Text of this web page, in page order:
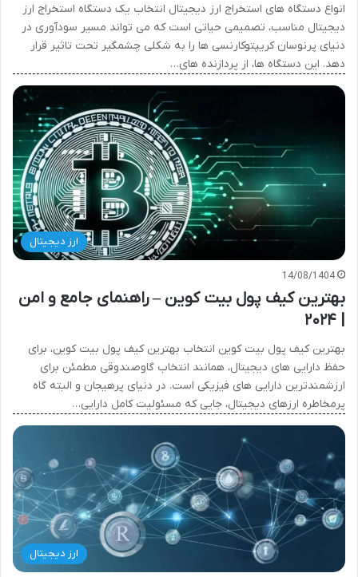
انواع دستگاه های استخراج ارز دیجیتال انتخاب یک دستگاه استخراج ارز
دیجیتال مناسب، تصمیمی حیاتی است که می تواند مسیر سودآوری در
دنیای پرنوسان کریپتوکارنسی ها را به شکلی چشمگیر تحت تاثیر قرار
دهد. این دستگاه ها، از پردازنده های…
ارز دیجیتال
14/08/1404
بهترین کیف پول بیت کوین – راهنمای جامع و امن
بهترین کیف پول بیت کوین انتخاب بهترین کیف پول بیت کوین، برای
حفظ دارایی های دیجیتال، همانند انتخاب گاوصندوقی مطمئن برای
ارزشمندترین دارایی های فیزیکی است. در دنیای پرهیجان و البته گاه
پرمخاطره ارزهای دیجیتال، جایی که مسئولیت کامل دارایی…
ارز دیجیتال